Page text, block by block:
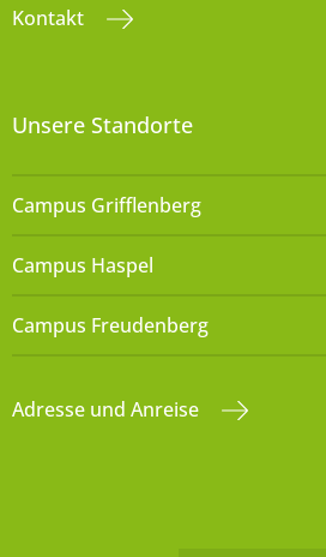
Kontakt
Unsere Standorte
Campus Grifflenberg
Campus Haspel
Campus Freudenberg
Adresse und Anreise